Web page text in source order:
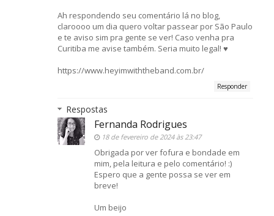
Ah respondendo seu comentário lá no blog,
claroooo um dia quero voltar passear por São Paulo
e te aviso sim pra gente se ver! Caso venha pra
Curitiba me avise também. Seria muito legal! ♥
https://www.heyimwiththeband.com.br/
Responder
Respostas
Fernanda Rodrigues
18 de fevereiro de 2024 às 23:47
Obrigada por ver fofura e bondade em
mim, pela leitura e pelo comentário! :)
Espero que a gente possa se ver em
breve!
Um beijo